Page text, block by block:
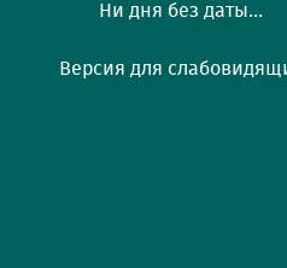
Ни дня без даты...
Версия для